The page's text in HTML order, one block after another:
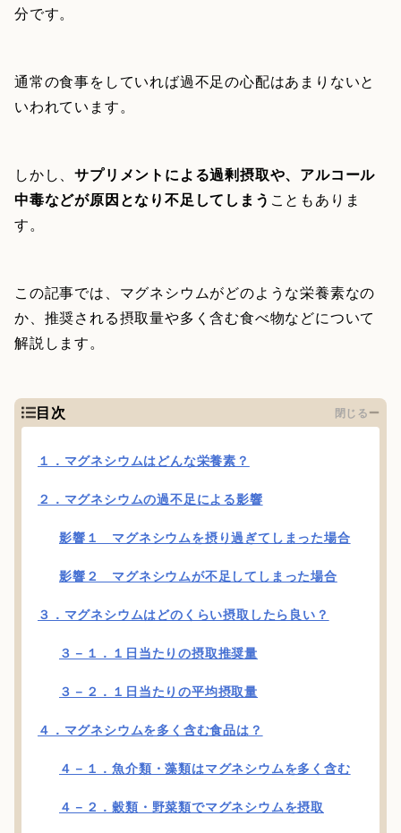
分です。
通常の食事をしていれば過不足の心配はあまりないと
いわれています。
しかし、サプリメントによる過剰摂取や、アルコール
中毒などが原因となり不足してしまう こともありま
す。
この記事では、マグネシウムがどのような栄養素なの
か、推奨される摂取量や多く含む食べ物などについて
解説します。
目次 閉じる
１．マグネシウムはどんな栄養素？
２．マグネシウムの過不足による影響
影響１ マグネシウムを摂り過ぎてしまった場合
影響２ マグネシウムが不足してしまった場合
３．マグネシウムはどのくらい摂取したら良い？
３－１．１日当たりの摂取推奨量
３－２．１日当たりの平均摂取量
４．マグネシウムを多く含む食品は？
４－１．魚介類・藻類はマグネシウムを多く含む
４－２．穀類・野菜類でマグネシウムを摂取